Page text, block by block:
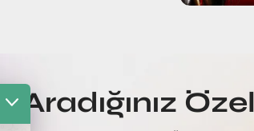
Aradığınız